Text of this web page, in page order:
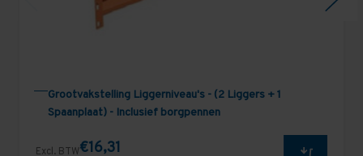
Grootvakstelling Liggerniveau's - (2 Liggers + 1
Spaanplaat) - Inclusief borgpennen
Excl. BTW€16,31